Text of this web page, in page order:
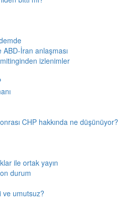
İran anlaşması
izlenimler
CHP hakkında ne düşünüyor?
ile ortak yayın
durum
ve umutsuz?